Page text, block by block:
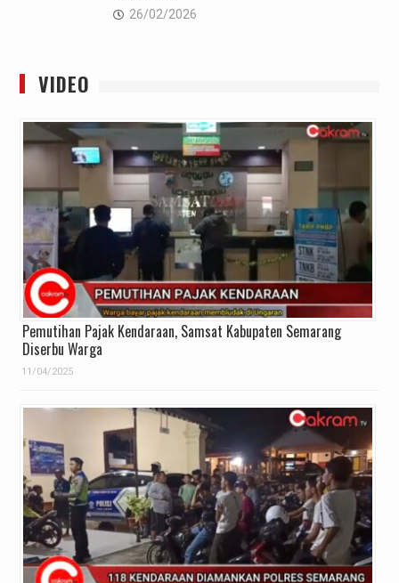
26/02/2026
VIDEO
Pemutihan Pajak Kendaraan, Samsat Kabupaten Semarang
Diserbu Warga
11/04/2025